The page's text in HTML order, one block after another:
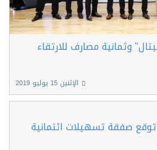
وثمانية مصارف للارتقاء
الإثنين 15 يوليو 2019
صفقة تسهيلات ائتمانية